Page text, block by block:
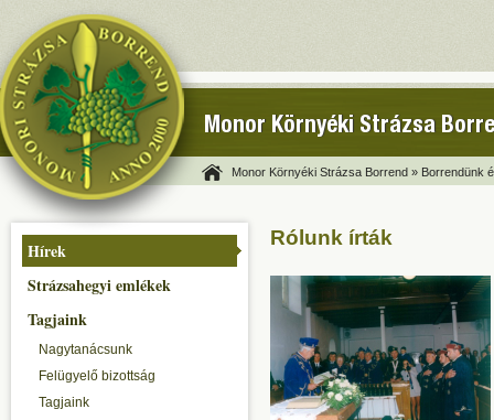
Monor Környéki Strázsa
Monor Környéki Strázsa Borrend » Borrendünk
Hírek
Strázsahegyi emlékek
Tagjaink
Nagytanácsunk
Felügyelő bizottság
Tagjaink
Rólunk írták